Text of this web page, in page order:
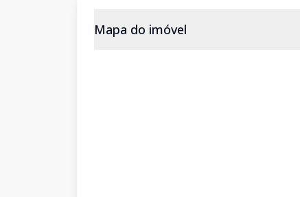
Mapa do imóvel